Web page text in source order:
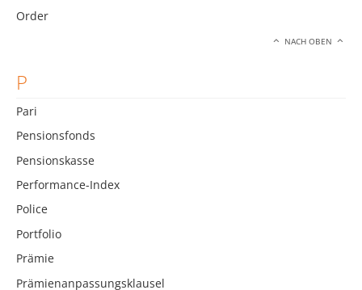
Order
NACH OBEN
P
Pari
Pensionsfonds
Pensionskasse
Performance-Index
Police
Portfolio
Prämie
Prämienanpassungsklausel